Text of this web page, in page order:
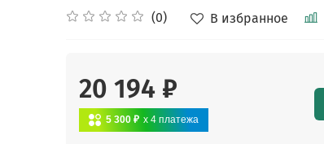
(0) В избранное
20 194 ₽
5 300 ₽ x 4 платежа